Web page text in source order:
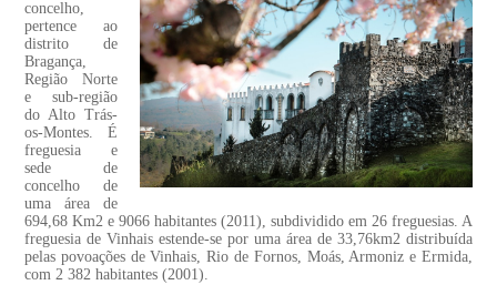
concelho,
pertence ao
distrito de
Bragança,
Região Norte
e sub-região
do Alto Trás-
os-Montes. É
freguesia e
sede de
concelho de
uma área de
694,68 Km2 e 9066 habitantes (2011), subdividido em 26 freguesias. A
freguesia de Vinhais estende-se por uma área de 33,76km2 distribuída
pelas povoações de Vinhais, Rio de Fornos, Moás, Armoniz e Ermida,
com 2 382 habitantes (2001).